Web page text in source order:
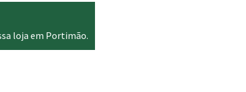
loja em Portimão.